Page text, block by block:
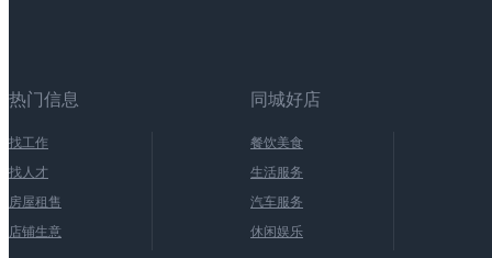
热门信息
找工作
找人才
房屋租售
店铺生意
同城好店
餐饮美食
生活服务
汽车服务
休闲娱乐